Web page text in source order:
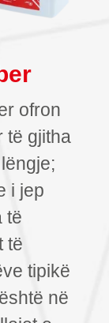
ofron
të gjitha
i jep
të
të
tipikë
në